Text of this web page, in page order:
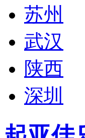
苏州
武汉
陕西
深圳